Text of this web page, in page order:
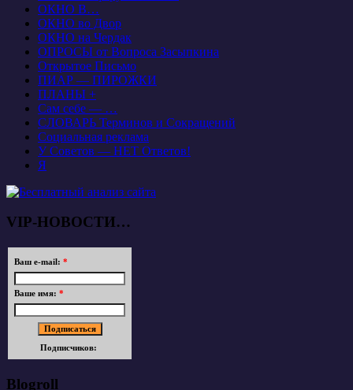
ОКНО В…
ОКНО во Двор
ОКНО на Чердак
ОПРОСЫ от Вопроса Засыпкина
Открытое Письмо
ПИАР — ПИРОЖКИ
ПЛАНЫ +
Сам себе — …
СЛОВАРЬ Терминов и Сокращений
Социальная реклама
У Советов — НЕТ Ответов!
Я
VIP-НОВОСТИ…
Ваш e-mail: *
Ваше имя: *
Подписчиков:
Blogroll